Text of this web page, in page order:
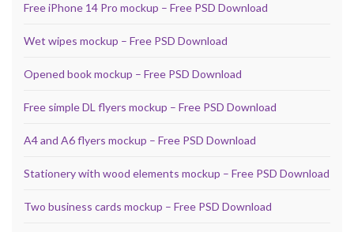
Free iPhone 14 Pro mockup – Free PSD Download
Wet wipes mockup – Free PSD Download
Opened book mockup – Free PSD Download
Free simple DL flyers mockup – Free PSD Download
A4 and A6 flyers mockup – Free PSD Download
Stationery with wood elements mockup – Free PSD Download
Two business cards mockup – Free PSD Download